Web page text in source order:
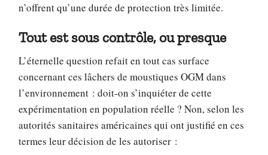
n’offrent qu’une durée de protection très limitée.
Tout est sous contrôle, ou presque
L’éternelle question refait en tout cas surface
concernant ces lâchers de moustiques OGM dans
l’environnement : doit-on s’inquiéter de cette
expérimentation en population réelle ? Non, selon les
autorités sanitaires américaines qui ont justifié en ces
termes leur décision de les autoriser :